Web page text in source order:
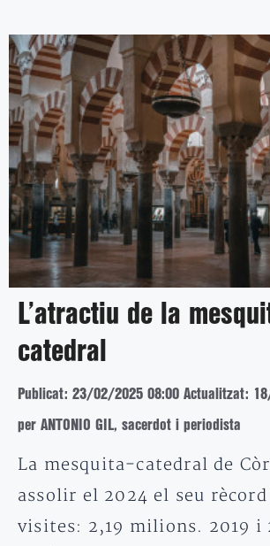
L’atractiu de la
catedral
Publicat: 23/02/2025 08:00 Actualitzat:
per ANTONIO GIL, sacerdot i periodista
La mesquita-catedral de
assolir el 2024 el seu
visites: 2,19 milions. 2019 i